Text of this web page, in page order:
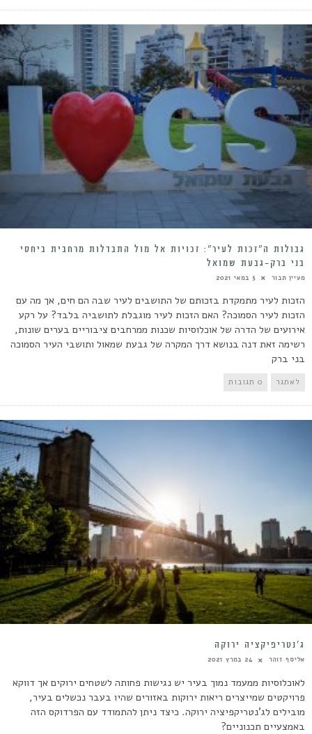
גבולות ה”זכות לעיר”: זכויות אל מול התבדלות מרחבית ביחסי
בני ברק-גבעת שמואל
מעיין תבור 5 במאי 2021
הזכות לעיר מתמקדת בזכותם של התושבים לעיר שבה הם חים, אך מה עם
הזכות לעיר הסמוכה? האם הזכות לעיר מוגבלת לתושביה בלבד? על רקע
אירועים של הדרה של אוכלוסיות שכנות ממרחבים ציבוריים בערים שונות,
רשימה זאת דנה בנושא דרך המקרה של גבעת שמאול ותושבי העיר הסמוכה
בני ברק
לאתגר 0 תגובות
ג’נטריפיקציה ירוקה
אליסף זוהר 24 במרץ 2021
לאוכלוסיות ממעמד נמוך בעיר יש נגישות פחותה לשטחים ירוקים אך דווקא
פרויקטים שמייצרים ריאות ירוקות באזורים שהיו בעבר נכשלים בעיר,
מובילים לג'נטריקפיציה ירוקה. כיצד ניתן להתמודד עם הפרדוקס הזה
באמצעיים תכנוניים?